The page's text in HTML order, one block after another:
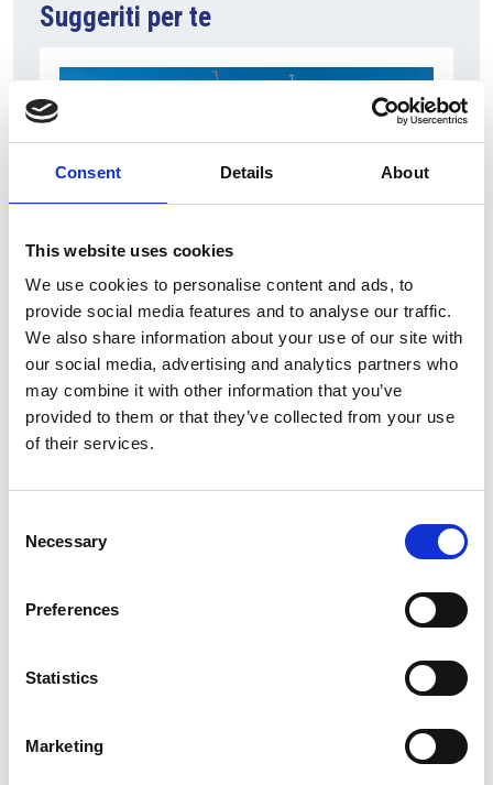
Consent Details About
This website uses cookies
We use cookies to personalise content and ads, to
provide social media features and to analyse our traffic.
We also share information about your use of our site with
our social media, advertising and analytics partners who
may combine it with other information that you’ve
provided to them or that they’ve collected from your use
of their services.
Selection
Necessary
Preferences
Statistics
Marketing
Suggeriti per te
Nel primo semestre è aumentata fortemente la
costruzione di nuove abitazioni
La Škoda avvia la produzione del suo SUV Peaq